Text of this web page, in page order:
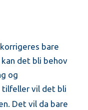
bare
det bli behov
og
tilfeller vil det bli
Det vil da bare